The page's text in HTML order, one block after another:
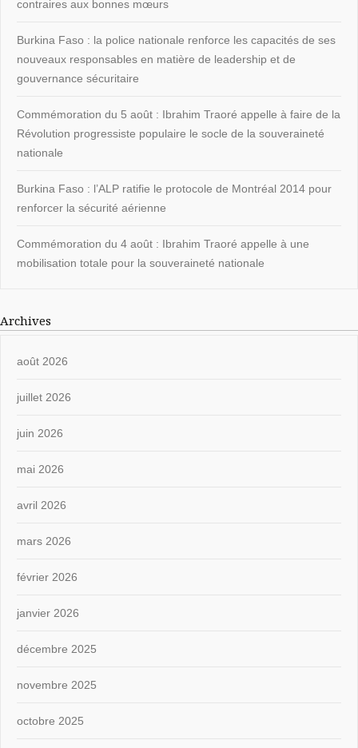
contraires aux bonnes mœurs
Burkina Faso : la police nationale renforce les capacités de ses
nouveaux responsables en matière de leadership et de
gouvernance sécuritaire
Commémoration du 5 août : Ibrahim Traoré appelle à faire de la
Révolution progressiste populaire le socle de la souveraineté
nationale
Burkina Faso : l’ALP ratifie le protocole de Montréal 2014 pour
renforcer la sécurité aérienne
Commémoration du 4 août : Ibrahim Traoré appelle à une
mobilisation totale pour la souveraineté nationale
Archives
août 2026
juillet 2026
juin 2026
mai 2026
avril 2026
mars 2026
février 2026
janvier 2026
décembre 2025
novembre 2025
octobre 2025